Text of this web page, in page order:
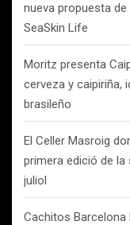
nueva propuesta
SeaSkin Life
Moritz presenta
cerveza y caipiriña,
brasileño
El Celler Masroig
primera edició de la
juliol
Cachitos Barcelona